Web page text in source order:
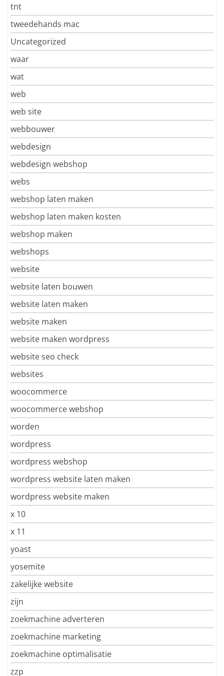
tnt
tweedehands mac
Uncategorized
waar
wat
web
web site
webbouwer
webdesign
webdesign webshop
webs
webshop laten maken
webshop laten maken kosten
webshop maken
webshops
website
website laten bouwen
website laten maken
website maken
website maken wordpress
website seo check
websites
woocommerce
woocommerce webshop
worden
wordpress
wordpress webshop
wordpress website laten maken
wordpress website maken
x 10
x 11
yoast
yosemite
zakelijke website
zijn
zoekmachine adverteren
zoekmachine marketing
zoekmachine optimalisatie
zzp